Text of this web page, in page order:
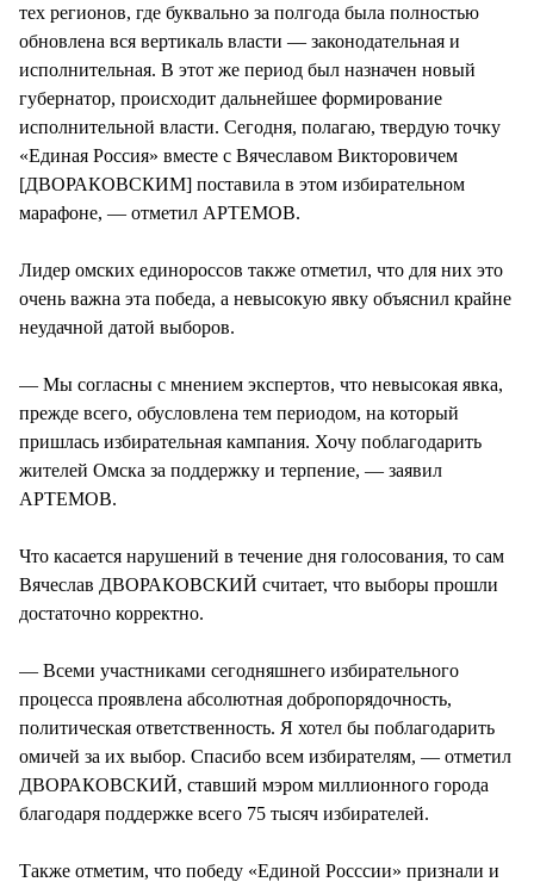
тех регионов, где буквально за полгода была полностью
обновлена вся вертикаль власти — законодательная и
исполнительная. В этот же период был назначен новый
губернатор, происходит дальнейшее формирование
исполнительной власти. Сегодня, полагаю, твердую точку
«Единая Россия» вместе с Вячеславом Викторовичем
[ДВОРАКОВСКИМ] поставила в этом избирательном
марафоне, — отметил АРТЕМОВ.
Лидер омских единороссов также отметил, что для них это
очень важна эта победа, а невысокую явку объяснил крайне
неудачной датой выборов.
— Мы согласны с мнением экспертов, что невысокая явка,
прежде всего, обусловлена тем периодом, на который
пришлась избирательная кампания. Хочу поблагодарить
жителей Омска за поддержку и терпение, — заявил
АРТЕМОВ.
Что касается нарушений в течение дня голосования, то сам
Вячеслав ДВОРАКОВСКИЙ считает, что выборы прошли
достаточно корректно.
— Всеми участниками сегодняшнего избирательного
процесса проявлена абсолютная добропорядочность,
политическая ответственность. Я хотел бы поблагодарить
омичей за их выбор. Спасибо всем избирателям, — отметил
ДВОРАКОВСКИЙ, ставший мэром миллионного города
благодаря поддержке всего 75 тысяч избирателей.
Также отметим, что победу «Единой Росссии» признали и